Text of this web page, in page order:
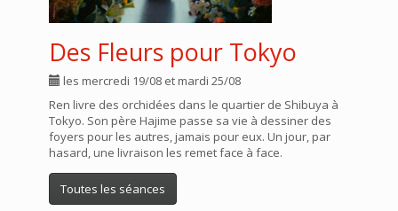
Des Fleurs pour Tokyo
les mercredi 19/08 et mardi 25/08
Ren livre des orchidées dans le quartier de Shibuya à
Tokyo. Son père Hajime passe sa vie à dessiner des
foyers pour les autres, jamais pour eux. Un jour, par
hasard, une livraison les remet face à face.
Toutes les séances